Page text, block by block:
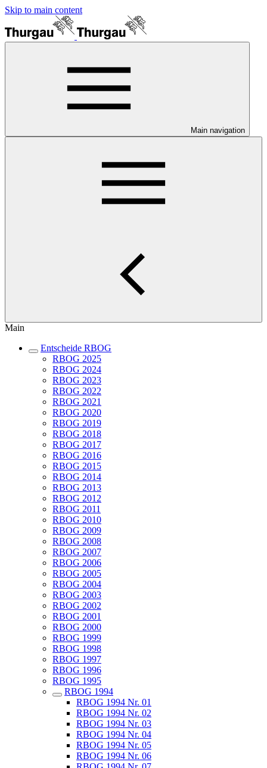
Skip to main content
Main navigation
Main
Entscheide RBOG
RBOG 2025
RBOG 2024
RBOG 2023
RBOG 2022
RBOG 2021
RBOG 2020
RBOG 2019
RBOG 2018
RBOG 2017
RBOG 2016
RBOG 2015
RBOG 2014
RBOG 2013
RBOG 2012
RBOG 2011
RBOG 2010
RBOG 2009
RBOG 2008
RBOG 2007
RBOG 2006
RBOG 2005
RBOG 2004
RBOG 2003
RBOG 2002
RBOG 2001
RBOG 2000
RBOG 1999
RBOG 1998
RBOG 1997
RBOG 1996
RBOG 1995
RBOG 1994
RBOG 1994 Nr. 01
RBOG 1994 Nr. 02
RBOG 1994 Nr. 03
RBOG 1994 Nr. 04
RBOG 1994 Nr. 05
RBOG 1994 Nr. 06